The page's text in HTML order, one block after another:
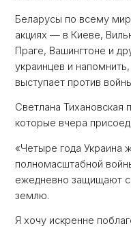
Беларусы по всему
акциях — в Киеве,
Праге, Вашингтоне и
украинцев и
выступает против
Светлана Тихановская
которые вчера
«Четыре года Украина
полномасштабной
ежедневно защищают
землю.
Я хочу искренне